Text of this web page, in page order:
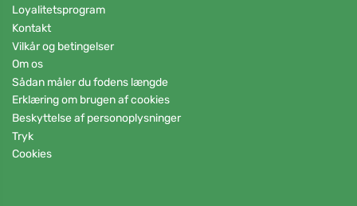
Loyalitetsprogram
Kontakt
Vilkår og betingelser
Om os
Sådan måler du fodens længde
Erklæring om brugen af cookies
Beskyttelse af personoplysninger
Tryk
Cookies